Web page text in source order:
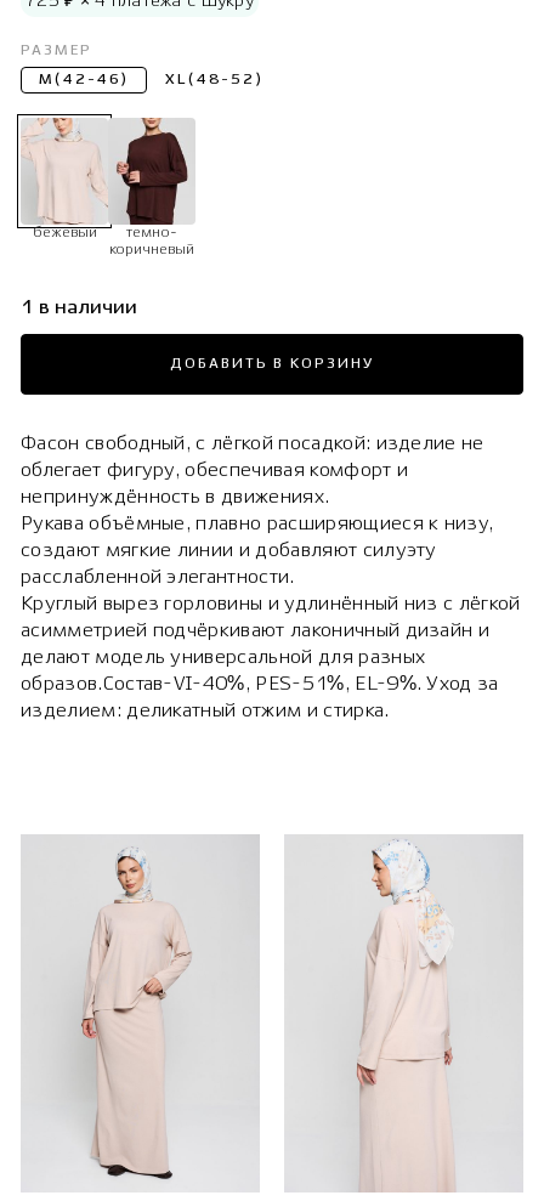
РАЗМЕР
M(42-46) XL(48-52)
бежевый
темно-
коричневый
1 в наличии
ДОБАВИТЬ В КОРЗИНУ
Фасон свободный, с лёгкой посадкой: изделие не
облегает фигуру, обеспечивая комфорт и
непринуждённость в движениях.
Рукава объёмные, плавно расширяющиеся к низу,
создают мягкие линии и добавляют силуэту
расслабленной элегантности.
Круглый вырез горловины и удлинённый низ с лёгкой
асимметрией подчёркивают лаконичный дизайн и
делают модель универсальной для разных
образов.Состав-VI-40%, PES-51%, EL-9%. Уход за
изделием: деликатный отжим и стирка.